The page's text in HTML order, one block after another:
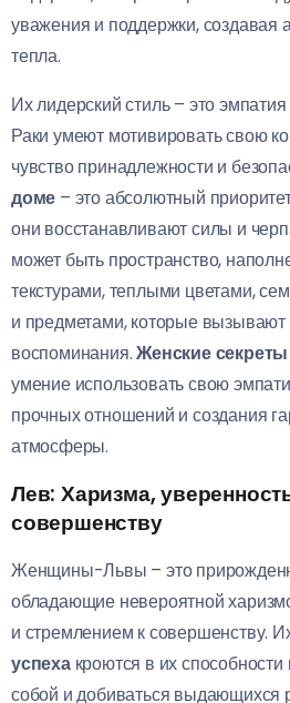
уважения и поддержки, создавая
тепла.
Их лидерский стиль – это
Раки умеют мотивировать свою
чувство принадлежности и
доме – это абсолютный
они восстанавливают силы и
может быть пространство,
текстурами, теплыми цветами,
и предметами, которые
воспоминания.Женские
умение использовать свою
прочных отношений и создания
атмосферы.
Лев: Харизма,
совершенству
Женщины-Львы – это
обладающие невероятной
и стремлением к совершенству.
успехакроются в их способности
собой и добиваться выдающихся